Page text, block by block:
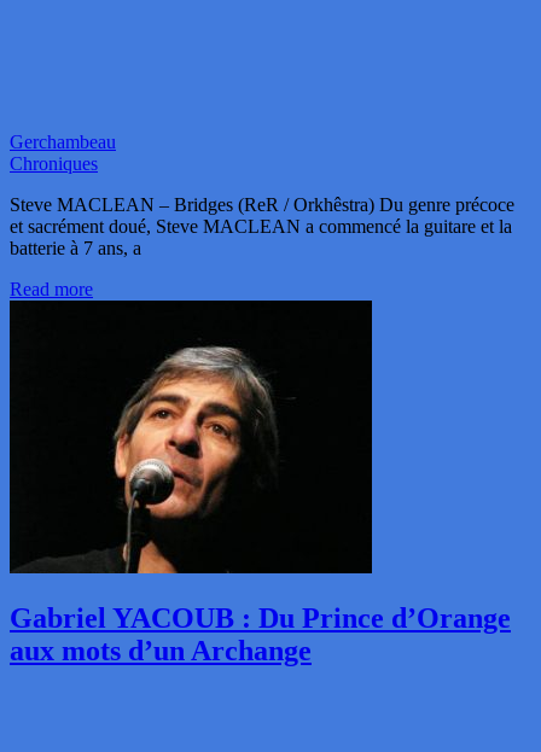
Gerchambeau
Chroniques
Steve MACLEAN – Bridges (ReR / Orkhêstra) Du genre précoce
et sacrément doué, Steve MACLEAN a commencé la guitare et la
batterie à 7 ans, a
Read more
Gabriel YACOUB : Du Prince d’Orange
aux mots d’un Archange